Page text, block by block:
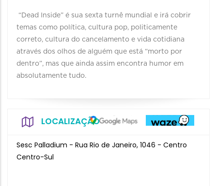
“Dead Inside” é sua sexta turnê mundial e irá cobrir
temas como política, cultura pop, politicamente
correto, cultura do cancelamento e vida cotidiana
através dos olhos de alguém que está “morto por
dentro”, mas que ainda assim encontra humor em
absolutamente tudo.
LOCALIZAÇÃO
Sesc Palladium - Rua Rio de Janeiro, 1046 - Centro
Centro-Sul